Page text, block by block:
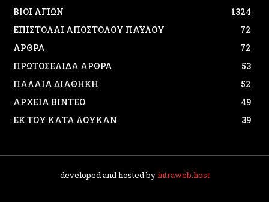
ΒΙΟΙ ΑΓΙΩΝ
1324
ΕΠΙΣΤΟΛΑΙ ΑΠΟΣΤΟΛΟΥ ΠΑΥΛΟΥ
72
ΑΡΘΡΑ
72
ΠΡΩΤΟΣΕΛΙΔΑ ΑΡΘΡΑ
53
ΠΑΛΑΙΑ ΔΙΑΘΗΚΗ
52
ΑΡΧΕΙΑ ΒΙΝΤΕΟ
49
ΕΚ ΤΟΥ ΚΑΤΑ ΛΟΥΚΑΝ
39
developed and hosted byintraweb.host